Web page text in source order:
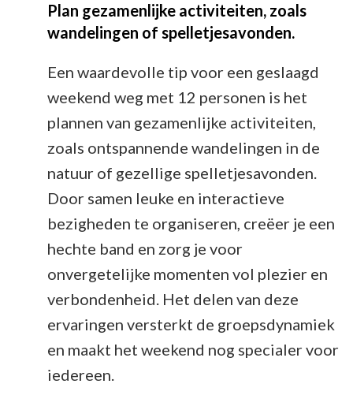
Plan gezamenlijke activiteiten, zoals
wandelingen of spelletjesavonden.
Een waardevolle tip voor een geslaagd
weekend weg met 12 personen is het
plannen van gezamenlijke activiteiten,
zoals ontspannende wandelingen in de
natuur of gezellige spelletjesavonden.
Door samen leuke en interactieve
bezigheden te organiseren, creëer je een
hechte band en zorg je voor
onvergetelijke momenten vol plezier en
verbondenheid. Het delen van deze
ervaringen versterkt de groepsdynamiek
en maakt het weekend nog specialer voor
iedereen.